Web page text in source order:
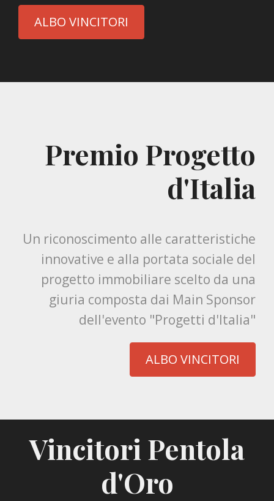
ALBO VINCITORI
Premio Progetto
d'Italia
Un riconoscimento alle caratteristiche
innovative e alla portata sociale del
progetto immobiliare scelto da una
giuria composta dai Main Sponsor
dell'evento "Progetti d'Italia"
ALBO VINCITORI
Vincitori Pentola
d'Oro